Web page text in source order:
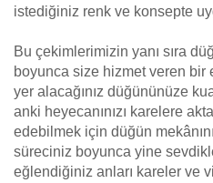
istediğiniz renk ve konsepte
Bu çekimlerimizin yanı sıra
boyunca size hizmet veren bir
yer alacağınız düğününüze
anki heyecanınızı karelere
edebilmek için düğün
süreciniz boyunca yine
eğlendiğiniz anları kareler ve